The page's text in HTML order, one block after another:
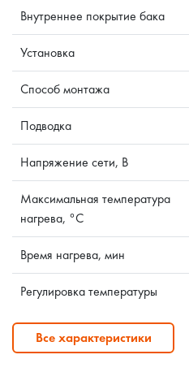
Внутреннее покрытие бака
Установка
Способ монтажа
Подводка
Напряжение сети, В
Максимальная температура
нагрева, °C
Время нагрева, мин
Регулировка температуры
Все характеристики